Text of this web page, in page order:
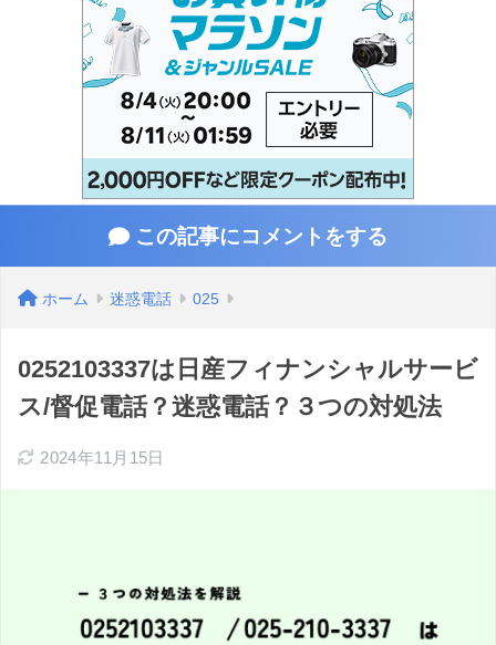
この記事にコメントをする
ホーム 迷惑電話 025
0252103337は日産フィナンシャルサービ
ス/督促電話？迷惑電話？３つの対処法
2024年11月15日